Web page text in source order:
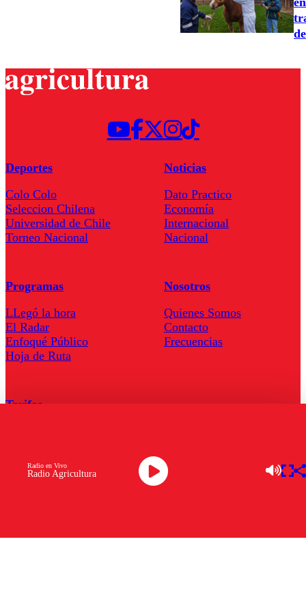
Radio Agricultura
Radio en Vivo
Deportes
Colo Colo
Seleccion Chilena
Universidad de Chile
Torneo Nacional
Noticias
Dato Practico
Economía
Internacional
Nacional
Programas
LLegó la hora
El Radar
Enfoqué Público
Hoja de Ruta
Nosotros
Quienes Somos
Contacto
Frecuencias
Tarifas
Descarga la APP